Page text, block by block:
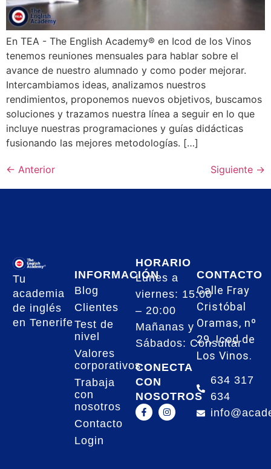
En TEA - The English Academy® en Icod de los Vinos
tenemos reuniones mensuales para hablar sobre el
avance de nuestro alumnado y como poder mejorar.
Intercambiamos ideas, analizamos nuestros
rendimientos, proponemos nuevos objetivos, buscamos
soluciones y trazamos nuestra línea a seguir en lo que
incluye nuestras programaciones y guías didácticas
fusionando las mejores metodologías. […]
← Anterior Siguiente →
Tu
academia
de inglés
en Tenerife
INFORMACIÓN
Blog
Clientes
Test de
nivel
Valores
corporativos
Trabaja
con
nosotros
Contacto
Login
HORARIO
Lunes a
viernes: 15:00
– 20:00
Mañanas y
Sábados: Consultar
CONECTA
CON
NOSOTROS
CONTACTO
Calle Fray
Cristóbal
Oramas, nº
29, Icod de
Los Vinos.
634 317
634